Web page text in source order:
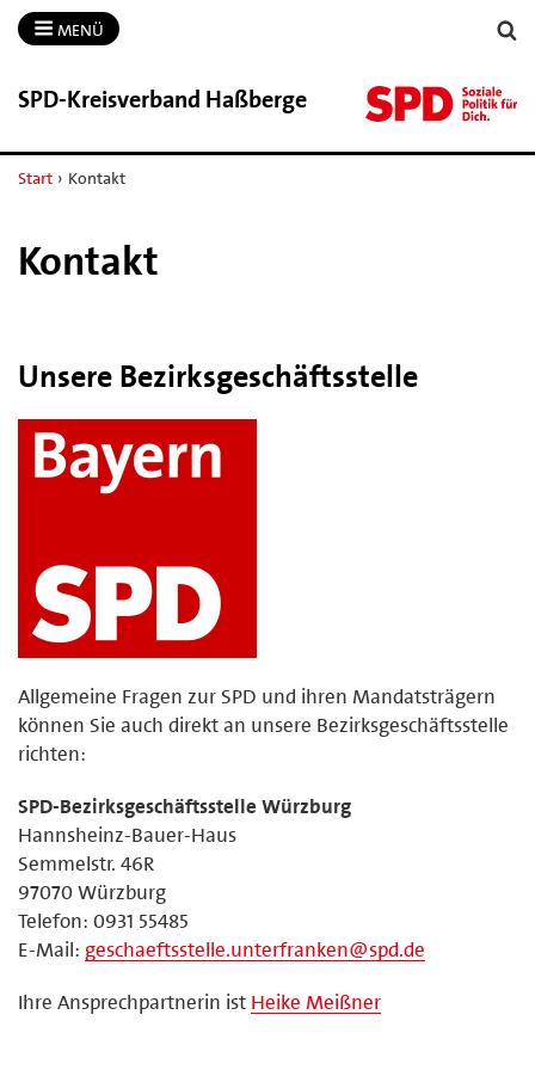
MENÜ
SPD-​Kreisverband Haßberge
Start › Kontakt
Kontakt
Unsere Bezirksgeschäftsstelle
Allgemeine Fragen zur SPD und ihren Mandatsträgern
können Sie auch direkt an unsere Bezirksgeschäftsstelle
richten:
SPD-Bezirksgeschäftsstelle Würzburg
Hannsheinz-Bauer-Haus
Semmelstr. 46R
97070 Würzburg
Telefon: 0931 55485
E-Mail: geschaeftsstelle.unterfranken@spd.de
Ihre Ansprechpartnerin ist Heike Meißner